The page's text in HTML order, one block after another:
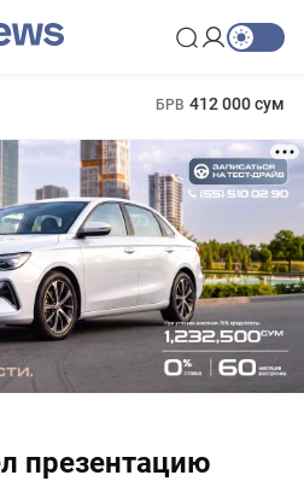
БРВ 412 000 сум
презентацию